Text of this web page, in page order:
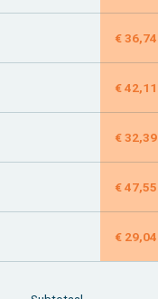
€ 36,74
€ 42,11
€ 32,39
€ 47,55
€ 29,04